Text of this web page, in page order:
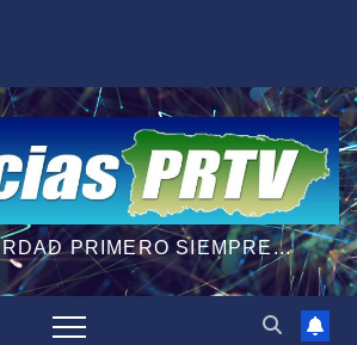
PRIMERO SIEMPRE...